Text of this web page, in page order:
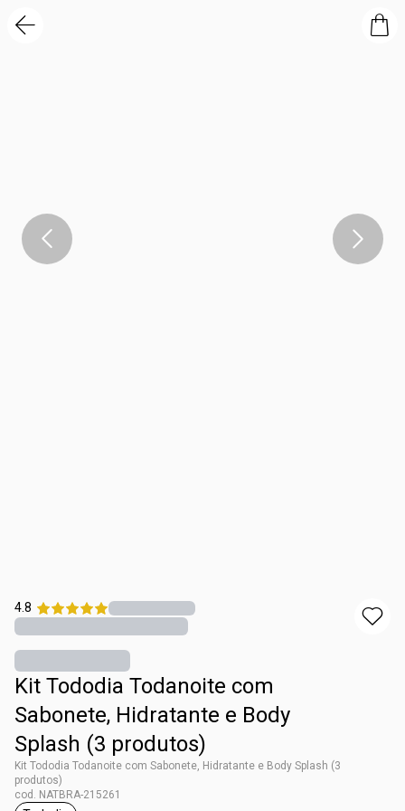
4.8
Kit Tododia Todanoite com
Sabonete, Hidratante e Body
Splash (3 produtos)
Kit Tododia Todanoite com Sabonete, Hidratante e Body Splash (3
produtos)
cod. NATBRA-215261